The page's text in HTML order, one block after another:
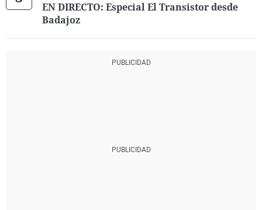
EN DIRECTO: Especial El Transistor desde
Badajoz